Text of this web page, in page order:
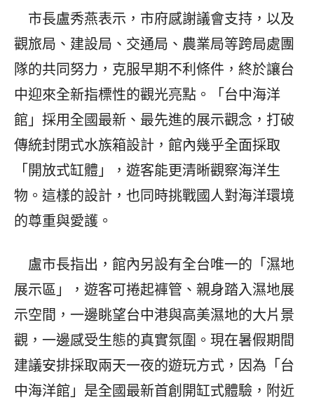
市長盧秀燕表示，市府感謝議會支持，以及
觀旅局、建設局、交通局、農業局等跨局處團
隊的共同努力，克服早期不利條件，終於讓台
中迎來全新指標性的觀光亮點。「台中海洋
館」採用全國最新、最先進的展示觀念，打破
傳統封閉式水族箱設計，館內幾乎全面採取
「開放式缸體」，遊客能更清晰觀察海洋生
物。這樣的設計，也同時挑戰國人對海洋環境
的尊重與愛護。
盧市長指出，館內另設有全台唯一的「濕地
展示區」，遊客可捲起褲管、親身踏入濕地展
示空間，一邊眺望台中港與高美濕地的大片景
觀，一邊感受生態的真實氛圍。現在暑假期間
建議安排採取兩天一夜的遊玩方式，因為「台
中海洋館」是全國最新首創開缸式體驗，附近